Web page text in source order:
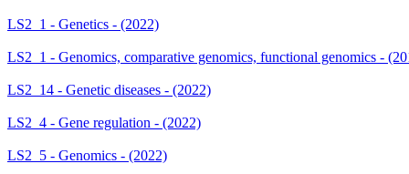
LS2_1 - Genetics - (2022)
LS2_1 - Genomics, comparative genomics, functional genomics -
LS2_14 - Genetic diseases - (2022)
LS2_4 - Gene regulation - (2022)
LS2_5 - Genomics - (2022)